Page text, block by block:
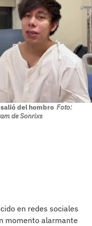
del hombro Foto:
de Sonrixs
en redes sociales
momento alarmante